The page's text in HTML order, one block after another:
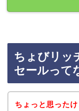
ちょびリッ
セールって
ちょっと思った